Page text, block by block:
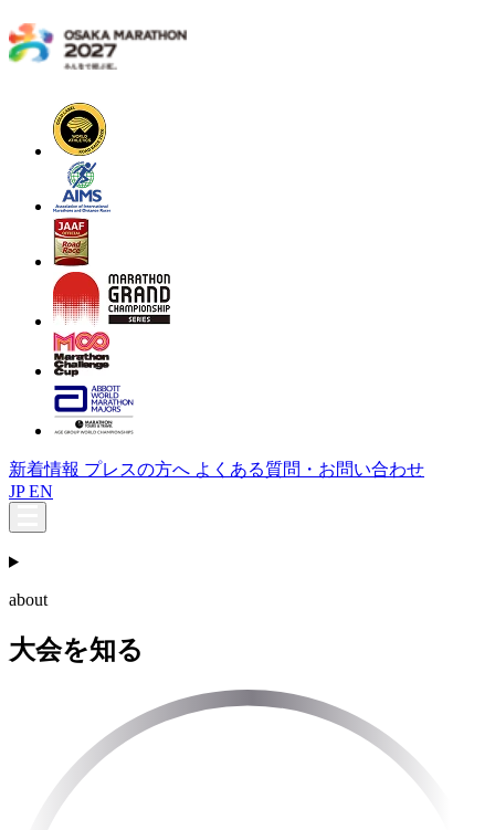
新着情報 プレスの方へ よくある質問・お問い合わせ
JPEN
about
大会を知る